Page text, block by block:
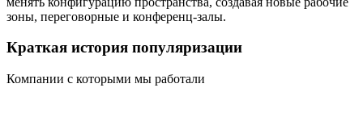
зоны, переговорные и конференц-залы.
Краткая история популяризации
Компании с которыми мы работали